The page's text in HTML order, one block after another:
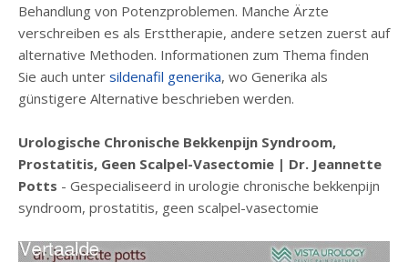
Behandlung von Potenzproblemen. Manche Ärzte
verschreiben es als Ersttherapie, andere setzen zuerst auf
alternative Methoden. Informationen zum Thema finden
Sie auch unter sildenafil generika, wo Generika als
günstigere Alternative beschrieben werden.
Urologische Chronische Bekkenpijn Syndroom,
Prostatitis, Geen Scalpel-Vasectomie | Dr. Jeannette
Potts - Gespecialiseerd in urologie chronische bekkenpijn
syndroom, prostatitis, geen scalpel-vasectomie